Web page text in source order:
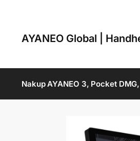
AYANEO Global |
Nakup AYANEO 3, Pocket